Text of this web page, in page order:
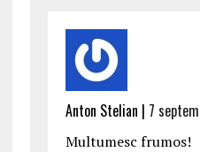
Anton Stelian | 7
Multumesc frumos!